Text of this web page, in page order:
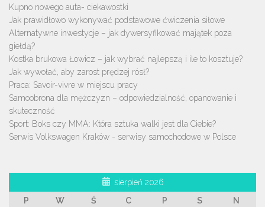
Kupno nowego auta- ciekawostki
Jak prawidłowo wykonywać podstawowe ćwiczenia siłowe
Alternatywne inwestycje – jak dywersyfikować majątek poza
giełdą?
Kostka brukowa Łowicz – jak wybrać najlepszą i ile to kosztuje?
Jak wywołać, aby zarost prędzej rósł?
Praca: Savoir-vivre w miejscu pracy
Samoobrona dla mężczyzn – odpowiedzialność, opanowanie i
skuteczność
Sport: Boks czy MMA: Która sztuka walki jest dla Ciebie?
Serwis Volkswagen Kraków - serwisy samochodowe w Polsce
sierpień 2026
P
W Ś C P S
N